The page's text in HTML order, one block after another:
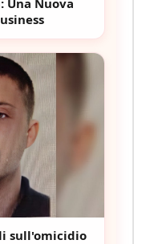
"Sogno
Zero